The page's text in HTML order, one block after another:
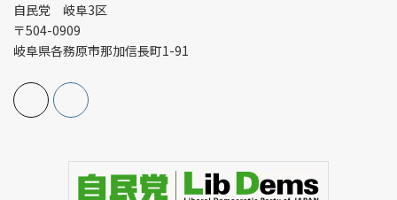
自民党 岐阜3区
〒504-0909
岐阜県各務原市那加信長町1-91